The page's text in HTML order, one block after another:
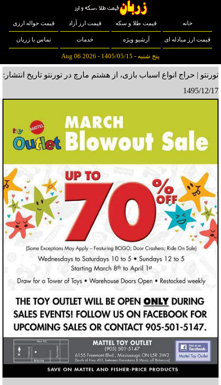
خانه قیمت طلا و سکه قیمت ارز آزاد قیمت حواله ارزی
قیمت ارز مبادله ای آرشیو ویژه خدمات تماس با زربان
پنج شنبه - 1405/05/15 - Aug 06 2026
تورنتو | حراج انواع اسباب بازی، از هشتم مارچ در تورنتو تاریخ انتشار:
1495/12/17